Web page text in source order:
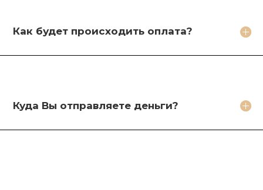
Как будет происходить оплата?
Куда Вы отправляете деньги?
Как вы оцениваете волосы?
Какое фото необходимо сделать?
Зачем продавать волосы Вам?
Какие бонусы я получу?
Кто будет стричь мои волосы?